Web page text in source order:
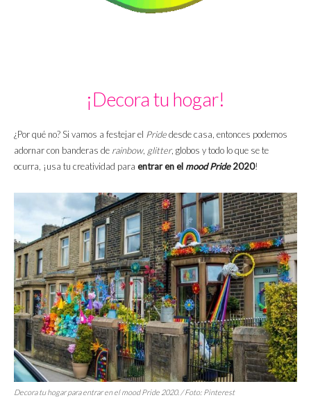
¡Decora tu hogar!
¿Por qué no? Si vamos a festejar el Pridedesde casa, entonces podemos
adornar con banderas de rainbow, glitter, globos y todo lo que se te
ocurra, ¡usa tu creatividad para entrar en el mood Pride2020!
Decora tu hogar para entrar en el mood Pride 2020. / Foto: Pinterest